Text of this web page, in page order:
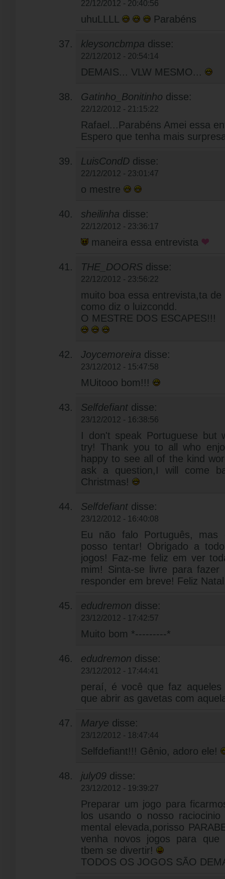
22/12/2012 - 20:40:56
uhuLLLL Parabéns
kleysoncbmpa disse:
22/12/2012 - 20:54:14
DEMAIS... VLW MESMO...
Gatinho_Bonitinho disse:
22/12/2012 - 21:15:22
Rafael...Parabéns Amei essa
Espero que tenha mais
LuisCondD disse:
22/12/2012 - 23:01:47
o mestre
sheilinha disse:
22/12/2012 - 23:36:17
maneira essa entrevista
THE_DOORS disse:
22/12/2012 - 23:56:22
muito boa essa entrevista,ta de
como diz o luizcondd.
O MESTRE DOS ESCAPES!!!
Joycemoreira disse:
23/12/2012 - 15:47:58
MUitooo bom!!!
Selfdefiant disse:
23/12/2012 - 16:38:56
I don't speak Portuguese but
try! Thank you to all who
happy to see all of the kind
ask a question,I will come
Christmas!
Selfdefiant disse:
23/12/2012 - 16:40:08
Eu não falo Português,
posso tentar! Obrigado a
jogos! Faz-me feliz em ver
mim! Sinta-se livre para
responder em breve! Feliz
edudremon disse:
23/12/2012 - 17:42:57
Muito bom *---------*
edudremon disse:
23/12/2012 - 17:44:41
peraí, é você que faz
que abrir as gavetas com
Marye disse:
23/12/2012 - 18:47:44
Selfdefiant!!! Gênio, adoro ele!
july09 disse:
23/12/2012 - 19:39:27
Preparar um jogo para
los usando o nosso
mental elevada,porisso
venha novos jogos para que
tbem se divertir!
TODOS OS JOGOS SÃO